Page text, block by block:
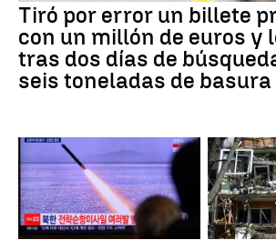
Tiró por error un billete
con un millón de euros y
tras dos días de
seis toneladas de basura